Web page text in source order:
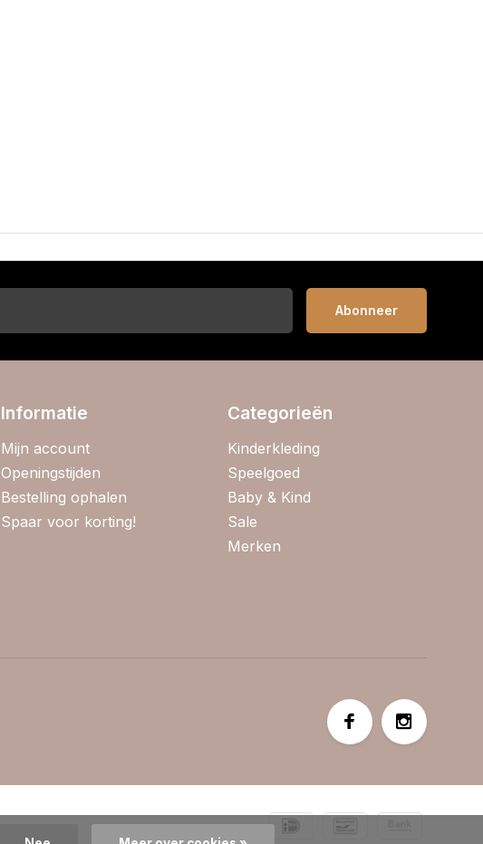
Abonneer
Informatie
Mijn account
Openingstijden
Bestelling ophalen
Spaar voor korting!
Categorieën
Kinderkleding
Speelgoed
Baby & Kind
Sale
Merken